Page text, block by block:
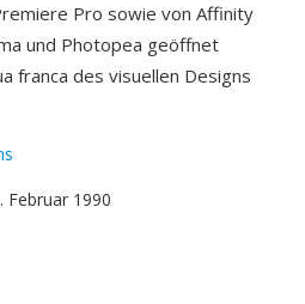
Pro sowie von Affinity
und Photopea geöffnet
franca des visuellen Designs
Februar 1990